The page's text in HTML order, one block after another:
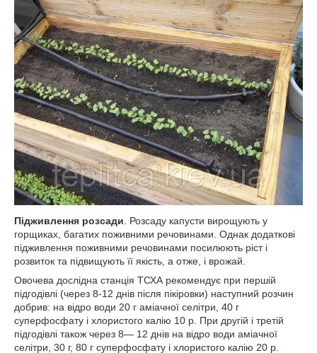
Підживлення розсади . Розсаду капусти вирощують у
горщиках, багатих поживними речовинами. Однак додаткові
підживлення поживними речовинами посилюють ріст і
розвиток та підвищують її якість, а отже, і врожай.
Овочева дослідна станція ТСХА рекомендує при першій
підгодівлі (через 8-12 днів після пікіровки) наступний розчин
добрив: на відро води 20 г аміачної селітри, 40 г
суперфосфату і хлористого калію 10 р. При другій і третій
підгодівлі також через 8— 12 днів на відро води аміачної
селітри, 30 г, 80 г суперфосфату і хлористого калію 20 р.